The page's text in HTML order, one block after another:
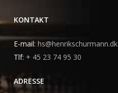
KONTAKT
E-mail: hs@henrikschurmann.dk
Tlf: + 45 23 74 95 30
ADRESSE